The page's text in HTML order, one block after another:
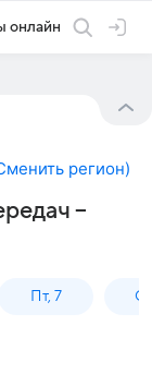
онлайн
регион)
–
Пт, 7